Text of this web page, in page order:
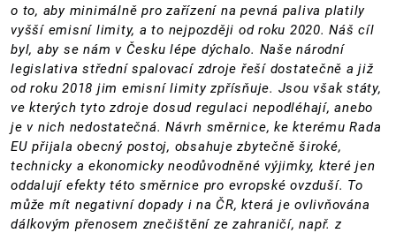
o to, aby minimálně pro zařízení na pevná paliva platily
vyšší emisní limity, a to nejpozději od roku 2020. Náš cíl
byl, aby se nám v Česku lépe dýchalo. Naše národní
legislativa střední spalovací zdroje řeší dostatečně a již
od roku 2018 jim emisní limity zpřísňuje. Jsou však státy,
ve kterých tyto zdroje dosud regulaci nepodléhají, anebo
je v nich nedostatečná. Návrh směrnice, ke kterému Rada
EU přijala obecný postoj, obsahuje zbytečně široké,
technicky a ekonomicky neodůvodněné výjimky, které jen
oddalují efekty této směrnice pro evropské ovzduší. To
může mít negativní dopady i na ČR, která je ovlivňována
dálkovým přenosem znečištění ze zahraničí, např. z